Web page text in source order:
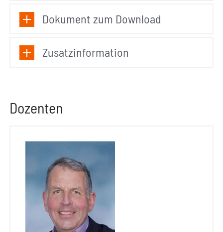
Dokument zum Download
Zusatzinformation
Dozenten